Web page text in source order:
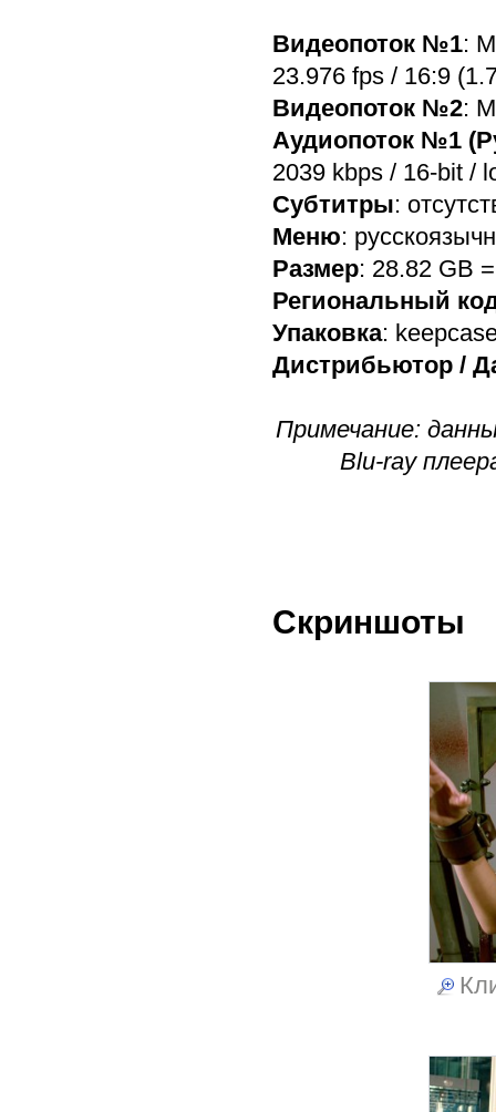
Видеопоток №1:
23.976 fps / 16:9
Видеопоток №2:
Аудиопоток №1
2039 kbps / 16-bit /
Субтитры:
Меню:
Размер: 28.82 GB
Региональный
Упаковка:
Дистрибьютор /
Примечание:
Blu-ray
Скриншоты